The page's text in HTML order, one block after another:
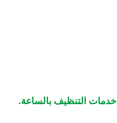
خدمات التنظيف بالساعة.